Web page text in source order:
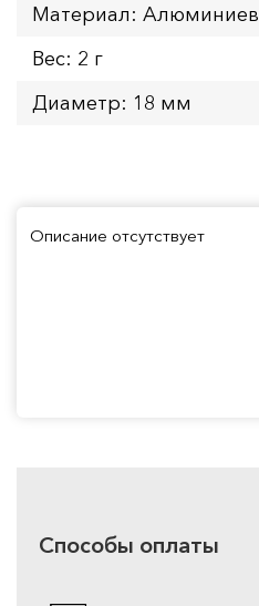
Материал:
Вес: 2 г
Диаметр: 18 мм
Описание отсутствует
Способы оплаты